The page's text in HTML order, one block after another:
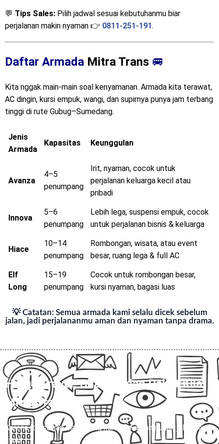
💬 Tips Sales: Pilih jadwal sesuai kebutuhanmu biar
perjalanan makin nyaman 👉 0811-251-191.
Daftar Armada Mitra Trans 🚐
Kita nggak main-main soal kenyamanan. Armada kita terawat,
AC dingin, kursi empuk, wangi, dan supirnya punya jam terbang
tinggi di rute Gubug–Sumedang.
Jenis
Armada
Kapasitas Keunggulan
Avanza
4–5
penumpang
Irit, nyaman, cocok untuk
perjalanan keluarga kecil atau
pribadi
Innova
5–6
penumpang
Lebih lega, suspensi empuk, cocok
untuk perjalanan bisnis & keluarga
Hiace
10–14
penumpang
Rombongan, wisata, atau event
besar, ruang lega & full AC
Elf
Long
15–19
penumpang
Cocok untuk rombongan besar,
kursi nyaman, bagasi luas
💡 Catatan: Semua armada kami selalu dicek sebelum
jalan, jadi perjalananmu aman dan nyaman tanpa drama.
Harga Travel, Charter, dan Paket Kilat
Mitra Trans
💰
Karena itu, setiap biaya yang kami tawarkan sudah jelas sejak
awal.